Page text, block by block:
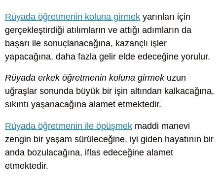
Rüyada öğretmenin koluna girmek yarınları için
gerçekleştirdiği atılımların ve attığı adımların da
başarı ile sonuçlanacağına, kazançlı işler
yapacağına, daha fazla gelir elde edeceğine yorulur.
Rüyada erkek öğretmenin koluna girmekuzun
uğraşlar sonunda büyük bir işin altından kalkacağına,
sıkıntı yaşanacağına alamet etmektedir.
Rüyada öğretmenin ile öpüşmek maddi manevi
zengin bir yaşam sürüleceğine, iyi giden hayatının bir
anda bozulacağına, iflas edeceğine alamet
etmektedir.